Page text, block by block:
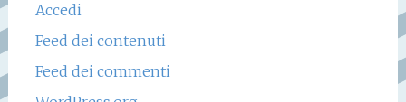
Accedi
Feed dei contenuti
Feed dei commenti